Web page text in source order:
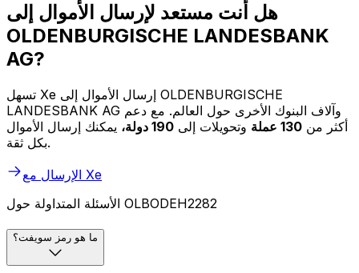
هل أنت مستعد لإرسال الأموال إلى
OLDENBURGISCHE LANDESBANK
AG?
تسهل Xe إرسال الأموال إلى OLDENBURGISCHE
LANDESBANK AG وآلاف البنوك الأخرى حول العالم. مع دعم
أكثر من 130 عملة وتحويلات إلى 190 دولة،
يمكنك إرسال الأموال
بكل ثقة.
الإرسال مع Xe
الأسئلة المتداولة حول OLBODEH2282
ما هو رمز سويفت؟